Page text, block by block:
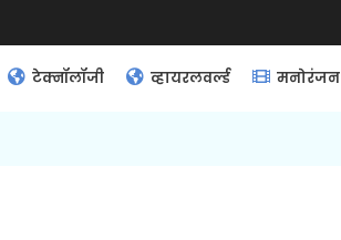
टेक्नॉलॉजी व्हायरलवर्ल्ड मनोरंजन